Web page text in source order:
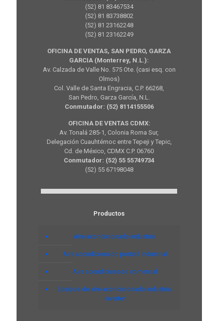
(52) 81 83467534
(52) 81 83738802
(52) 81 23162248
(52) 81 23162249
OFICINA DE VENTAS, SAN PEDRO, GARZA
GARCIA (Monterrey, N.L.):
Av. Calzada de Valle No. 575 Ote. (casi esq. con
Olmos)
Col. Valle de Santa Engracia, C.P. 66268,
San Pedro, Garza García, N.L.
Conmutador: (52) 8114155506
OFICINA DE VENTAS CDMX:
Av. Tonalá 285-1, Colonia Roma Sur,
Delegación Cuauhtémoc entre Tepeji y Tepic,
Cd. de México, CDMX C.P. 06760
Conmutador: (52) 55 55749734
(52) 55 67198048
Productos
Aire acondicionado industrial
Aire acondicionado portátil industrial
Aire acondicionado comercial
Equipos de aire acondicionado industrial
inverter